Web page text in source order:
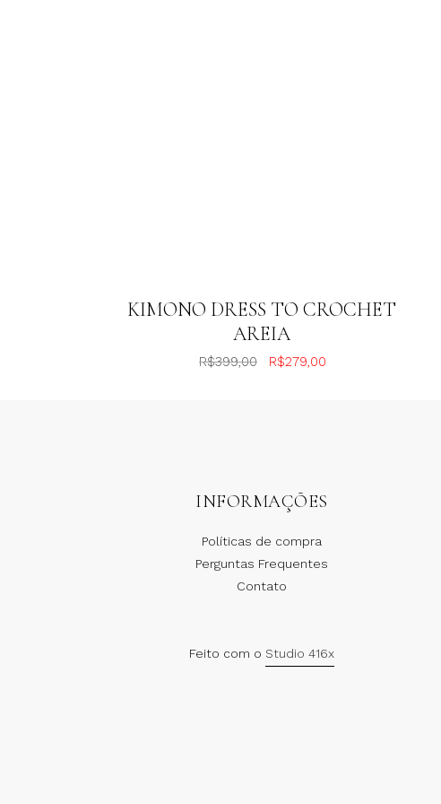
KIMONO DRESS TO CROCHET
AREIA
R$399,00 R$279,00
INFORMAÇÕES
Políticas de compra
Perguntas Frequentes
Contato
Feito com o Studio 416x